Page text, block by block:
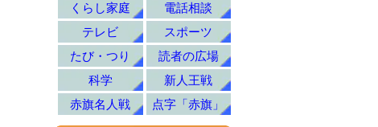
くらし家庭
電話相談
テレビ
スポーツ
たび・つり
読者の広場
科学
新人王戦
赤旗名人戦
点字「赤旗」